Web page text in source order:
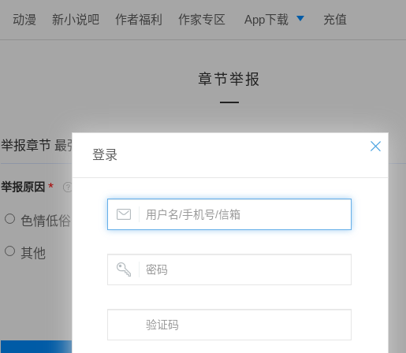
动漫 新小说吧 作者福利 作家专区 App下载
写作助手
充值
章节举报
举报章节 最强续命天师——第五章 嚣张的鬼脸
举报原因 *
色情低俗 政治敏感 暴力低俗
其他
登录